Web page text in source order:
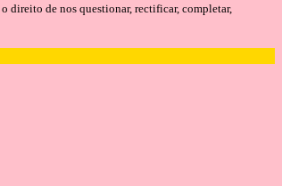
direito de nos questionar, rectificar, completar,